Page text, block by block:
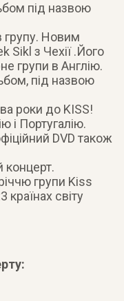
під назвою
групу. Новим
Sikl з Чехії .Його
групи в Англію.
під назвою
роки до KISS!
і Португалію.
DVD також
концерт.
групи Kiss
країнах світу